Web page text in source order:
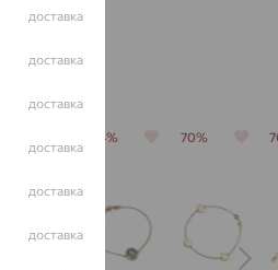
64% 70%
доставка
доставка
доставка
доставка
доставка
доставка